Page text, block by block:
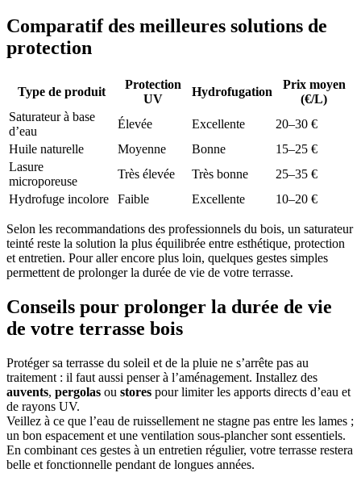
Comparatif des meilleures solutions de
protection
Type de produit
Protection
UV
Hydrofugation
Prix moyen
(€/L)
Saturateur à base
d’eau
Élevée Excellente
20–30 €
Huile naturelle
Moyenne Bonne
15–25 €
Lasure
microporeuse
Très élevée Très bonne
25–35 €
Hydrofuge incolore
Faible Excellente 10–20 €
Selon les recommandations des professionnels du bois, un saturateur
teinté reste la solution la plus équilibrée entre esthétique, protection
et entretien. Pour aller encore plus loin, quelques gestes simples
permettent de prolonger la durée de vie de votre terrasse.
Conseils pour prolonger la durée de vie
de votre terrasse bois
Protéger sa terrasse du soleil et de la pluie ne s’arrête pas au
traitement : il faut aussi penser à l’aménagement. Installez des
auvents, pergolas ou stores pour limiter les apports directs d’eau et
de rayons UV.
Veillez à ce que l’eau de ruissellement ne stagne pas entre les lames ;
un bon espacement et une ventilation sous-plancher sont essentiels.
En combinant ces gestes à un entretien régulier, votre terrasse restera
belle et fonctionnelle pendant de longues années.